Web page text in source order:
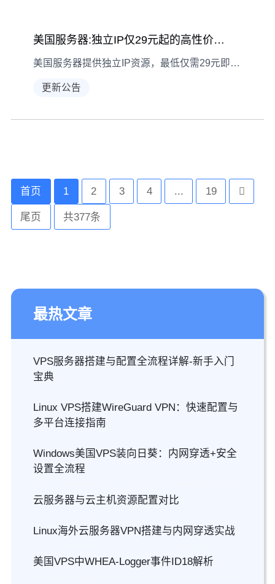
美国服务器:独立IP仅29元起的高性价比选择
美国服务器提供独立IP资源，最低仅需29元即可享受高性能服务，是中小企业出海的首选方案。
更新公告
首页 1 2 3 4 ... 19
尾页 共377条
最热文章
VPS服务器搭建与配置全流程详解-新手入门
宝典
Linux VPS搭建WireGuard VPN：快速配置与
多平台连接指南
Windows美国VPS装向日葵：内网穿透+安全
设置全流程
云服务器与云主机资源配置对比
Linux海外云服务器VPN搭建与内网穿透实战
美国VPS中WHEA-Logger事件ID18解析